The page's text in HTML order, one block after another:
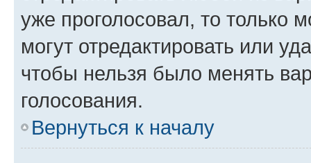
уже проголосовал, то только
могут отредактировать или
чтобы нельзя было менять
голосования.
Вернуться к началу